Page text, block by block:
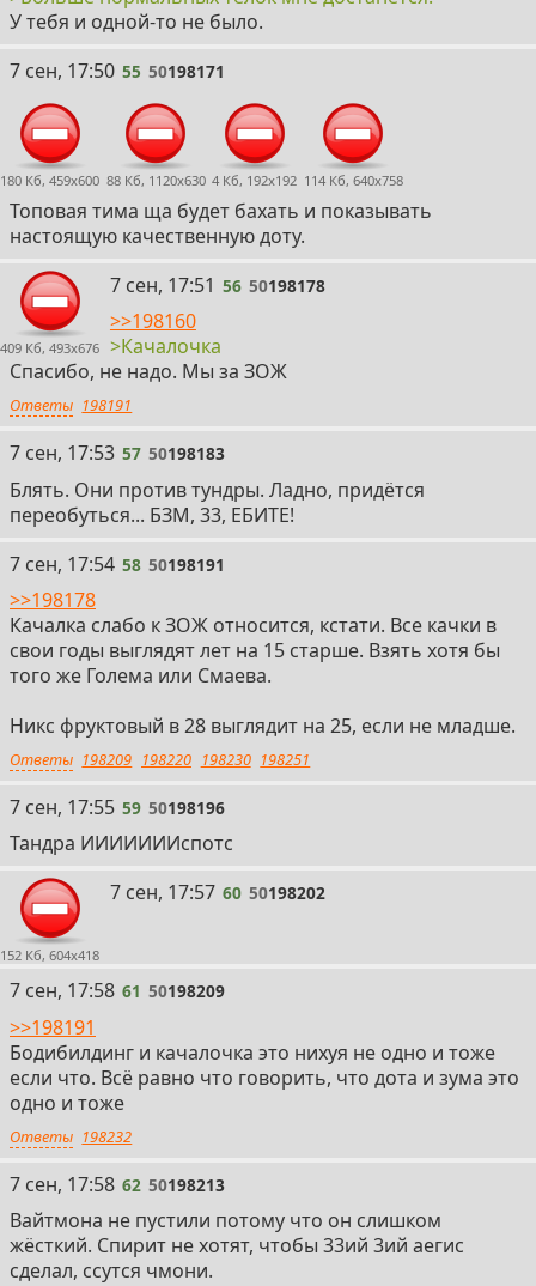
У тебя и одной-то не было.
55
7 сен, 17:50 55 50198171
180 Кб, 459x600 88 Кб, 1120x630 4 Кб, 192x192 114 Кб, 640x758
Топовая тима ща будет бахать и показывать
настоящую качественную доту.
409 Кб, 493x676
56
7 сен, 17:51 56 50198178
>>198160
>Качалочка
Спасибо, не надо. Мы за ЗОЖ
Ответы 198191
57
7 сен, 17:53 57 50198183
Блять. Они против тундры. Ладно, придётся
переобуться... БЗМ, 33, ЕБИТЕ!
58
7 сен, 17:54 58 50198191
>>198178
Качалка слабо к ЗОЖ относится, кстати. Все качки в
свои годы выглядят лет на 15 старше. Взять хотя бы
того же Голема или Смаева.
Никс фруктовый в 28 выглядит на 25, если не младше.
Ответы 198209 198220 198230 198251
59
7 сен, 17:55 59 50198196
Тандра ИИИИИИИспотс
152 Кб, 604x418
60
7 сен, 17:57 60 50198202
61
7 сен, 17:58 61 50198209
>>198191
Бодибилдинг и качалочка это нихуя не одно и тоже
если что. Всё равно что говорить, что дота и зума это
одно и тоже
Ответы 198232
62
7 сен, 17:58 62 50198213
Вайтмона не пустили потому что он слишком
жёсткий. Спирит не хотят, чтобы 33ий 3ий аегис
сделал, ссутся чмони.